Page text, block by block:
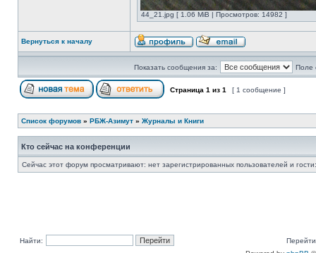
44_21.jpg [ 1.06 MiB | Просмотров: 14982 ]
Вернуться к началу
Показать сообщения за: Поле
Страница 1 из 1 [ 1 сообщение ]
Список форумов » РБЖ-Азимут » Журналы и Книги
Кто сейчас на конференции
Сейчас этот форум просматривают: нет зарегистрированных пользователей и
Найти: